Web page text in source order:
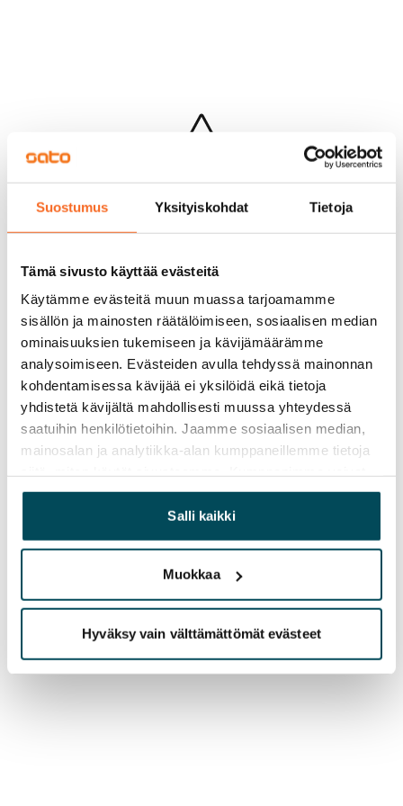
Suostumus Yksityiskohdat Tietoja
Tämä sivusto käyttää evästeitä
Käytämme evästeitä muun muassa tarjoamamme
sisällön ja mainosten räätälöimiseen, sosiaalisen median
ominaisuuksien tukemiseen ja kävijämäärämme
analysoimiseen. Evästeiden avulla tehdyssä mainonnan
kohdentamisessa kävijää ei yksilöidä eikä tietoja
yhdistetä kävijältä mahdollisesti muussa yhteydessä
saatuihin henkilötietoihin. Jaamme sosiaalisen median,
mainosalan ja analytiikka-alan kumppaneillemme tietoja
yhdistää näitä tietoja muihin tietoihin, joita olet antanut
heille tai joita on kerätty, kun olet käyttänyt heidän
palvelujaan.
Salli kaikki
Muokkaa
Hyväksy vain välttämättömät evästeet
Hups...
Jotakin meni pieleen sivun lataamisessa